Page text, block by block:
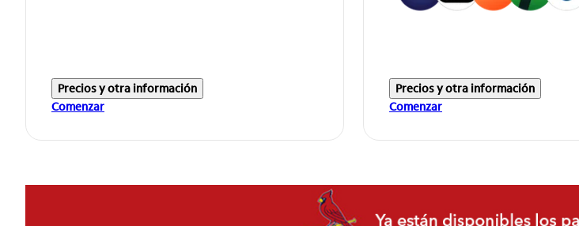
Precios y otra información
Comenzar
Precios y otra información
Comenzar